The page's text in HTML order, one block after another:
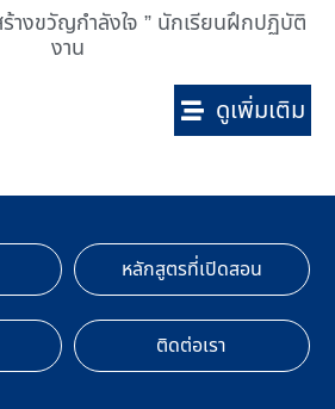
างขวัญกำลังใจ ” นักเรียนฝึกปฏิบัติ
งาน
ดูเพิ่มเติม
หลักสูตรที่เปิดสอน
ติดต่อเรา